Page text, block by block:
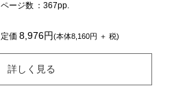
ページ数 ：367pp.
定価8,976円(本体8,160円 ＋ 税)
詳しく見る